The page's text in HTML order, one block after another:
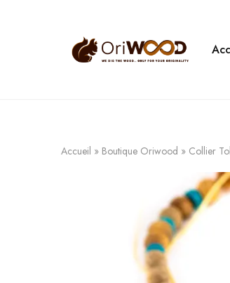
Oriwood
We
Dig
Accueil » Boutique Oriwood » Collier